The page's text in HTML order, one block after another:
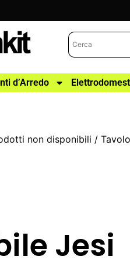
d’Arredo
non disponibili /
Jesi